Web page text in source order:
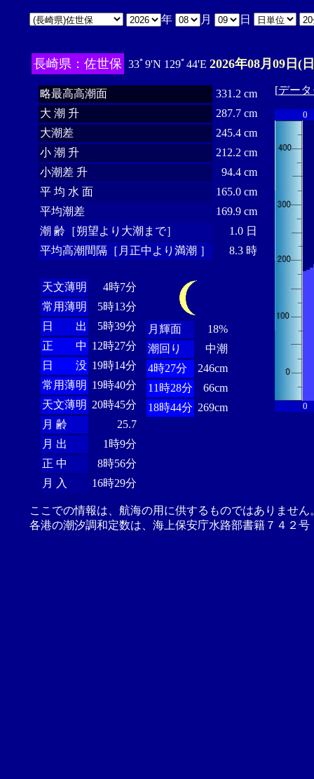
年 月 日
長崎県：佐世保 33ﾟ9'N 129ﾟ44'E 2026年08月09日(
略最高高潮面
331.2 cm
大 潮 升
287.7 cm
大潮差
245.4 cm
小 潮 升
212.2 cm
小潮差 升
94.4 cm
平 均 水 面
165.0 cm
平均潮差
169.9 cm
潮 齢［朔望より大潮まで］
1.0 日
平均高潮間隔［月正中より満潮 ］
8.3 時
天文薄明
4時7分
常用薄明
5時13分
日 出
5時39分
正 中 12時27分
日 没 19時14分
常用薄明 19時40分
天文薄明 20時45分
月 齢
25.7
月 出
1時9分
正 中
8時56分
月 入
16時29分
月輝面
18%
潮回り
中潮
4時27分
246cm
11時28分
66cm
18時44分 269cm
[デー
0
0
ここでの情報は、航海の用に供するものではありませ
各港の潮汐調和定数は、海上保安庁水路部書籍７４２